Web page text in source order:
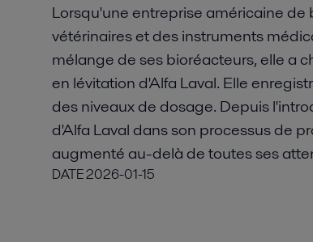
Lorsqu'une entreprise américaine
vétérinaires et des instruments
mélange de ses bioréacteurs, elle a
en lévitation d'Alfa Laval. Elle
des niveaux de dosage. Depuis
d'Alfa Laval dans son processus de
augmenté au-delà de toutes ses
DATE2026-01-15